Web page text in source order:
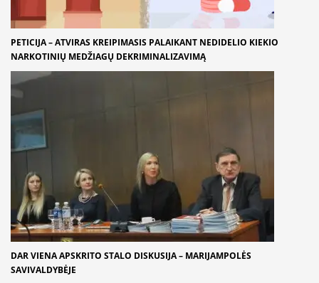
PETICIJA – ATVIRAS KREIPIMASIS PALAIKANT NEDIDELIO KIEKIO
NARKOTINIŲ MEDŽIAGŲ DEKRIMINALIZAVIMĄ
DAR VIENA APSKRITO STALO DISKUSIJA – MARIJAMPOLĖS
SAVIVALDYBĖJE